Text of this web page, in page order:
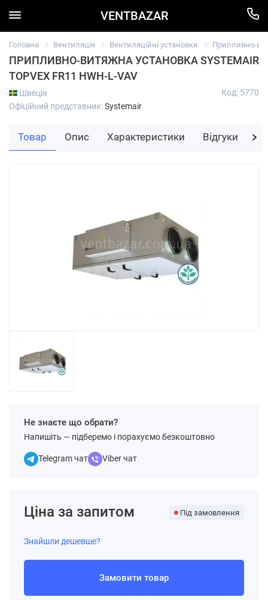
VENTBAZAR
Головна Вентиляція Вентиляційні установки Припливно-
ПРИПЛИВНО-ВИТЯЖНА УСТАНОВКА SYSTEMAIR
TOPVEX FR11 HWH-L-VAV
Швеція
Офіційний представник:Systemair
Код: 5770
Не знаєте що обрати?
Напишіть — підберемо і порахуємо безкоштовно
Telegram чат Viber чат
Ціна за запитом Під замовлення
Знайшли дешевше?
Замовити товар
Товар Опис Характеристики Відгуки